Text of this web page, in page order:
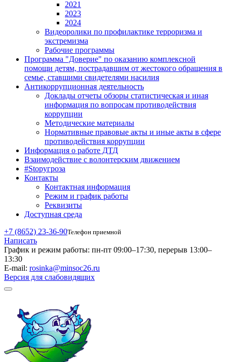
2021
2023
2024
Видеоролики по профилактике терроризма и
экстремизма
Рабочие программы
Программа "Доверие" по оказанию комплексной
помощи детям, пострадавшим от жестокого обращения в
семье, ставшими свидетелями насилия
Антикоррупционная деятельность
Доклады отчеты обзоры статистическая и иная
информация по вопросам противодействия
коррупции
Методические материалы
Нормативные правовые акты и иные акты в сфере
противодействия коррупции
Информация о работе ДТД
Взаимодействие с волонтерским движением
#Stopугроза
Контакты
Контактная информация
Режим и график работы
Реквизиты
Доступная среда
+7 (8652) 23-36-90Телефон приемной
Написать
График и режим работы: пн-пт 09:00–17:30, перерыв 13:00–
13:30
E-mail: rosinka@minsoc26.ru
Версия для слабовидящих